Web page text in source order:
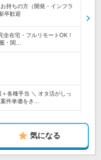
持ちの方（開発・インフラ
卒歓迎
在宅・フルリモートOK！
・関…
各種手当 ＼ オタ活がしっ
件単価をき…
気になる